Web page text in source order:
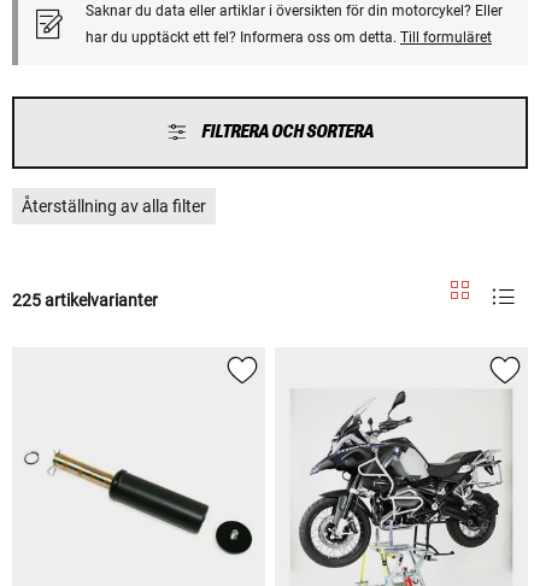
Saknar du data eller artiklar i översikten för din motorcykel? Eller
har du upptäckt ett fel? Informera oss om detta. Till formuläret
FILTRERA OCH SORTERA
Återställning av alla filter
225 artikelvarianter